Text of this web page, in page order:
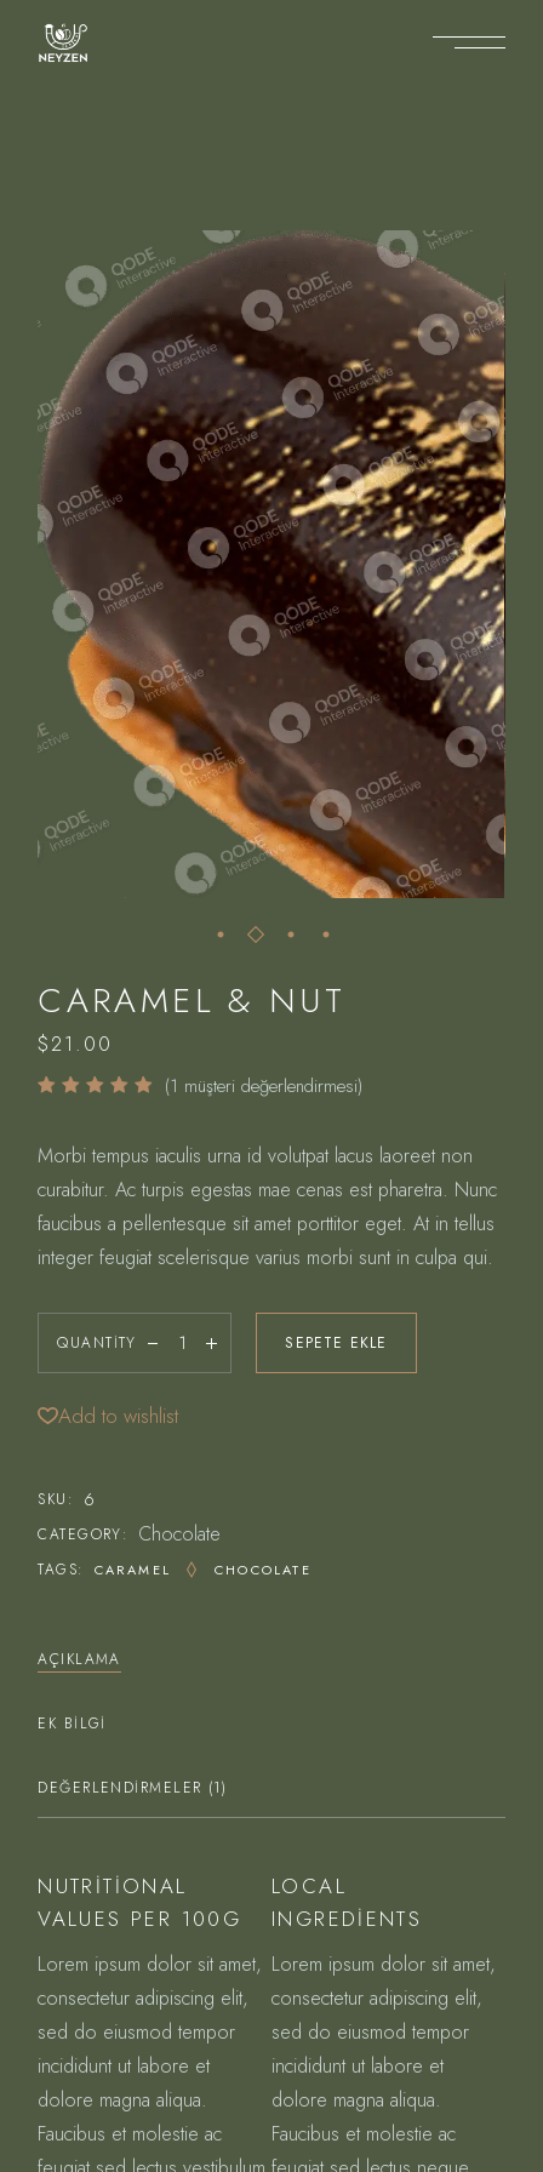
CARAMEL & NUT
$21.00
(1 müşteri değerlendirmesi)
Morbi tempus iaculis urna id volutpat lacus laoreet non
curabitur. Ac turpis egestas mae cenas est pharetra. Nunc
faucibus a pellentesque sit amet porttitor eget. At in tellus
integer feugiat scelerisque varius morbi sunt in culpa qui.
QUANTITY SEPETE EKLE
Add to wishlist
SKU: 6
CATEGORY: Chocolate
TAGS: CARAMEL CHOCOLATE
AÇIKLAMA
EK BILGI
DEĞERLENDIRMELER (1)
NUTRITIONAL
VALUES PER 100G
Lorem ipsum dolor sit amet,
consectetur adipiscing elit,
sed do eiusmod tempor
incididunt ut labore et
dolore magna aliqua.
Faucibus et molestie ac
LOCAL
INGREDIENTS
Lorem ipsum dolor sit amet,
consectetur adipiscing elit,
sed do eiusmod tempor
incididunt ut labore et
dolore magna aliqua.
Faucibus et molestie ac